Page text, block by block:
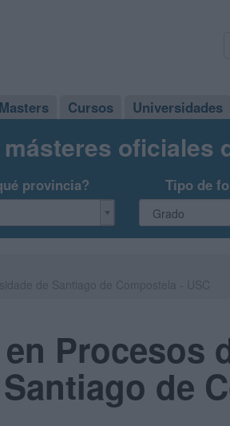
Masters Cursos Universidades
oficiales
provincia? Tipo de
Procesos
de